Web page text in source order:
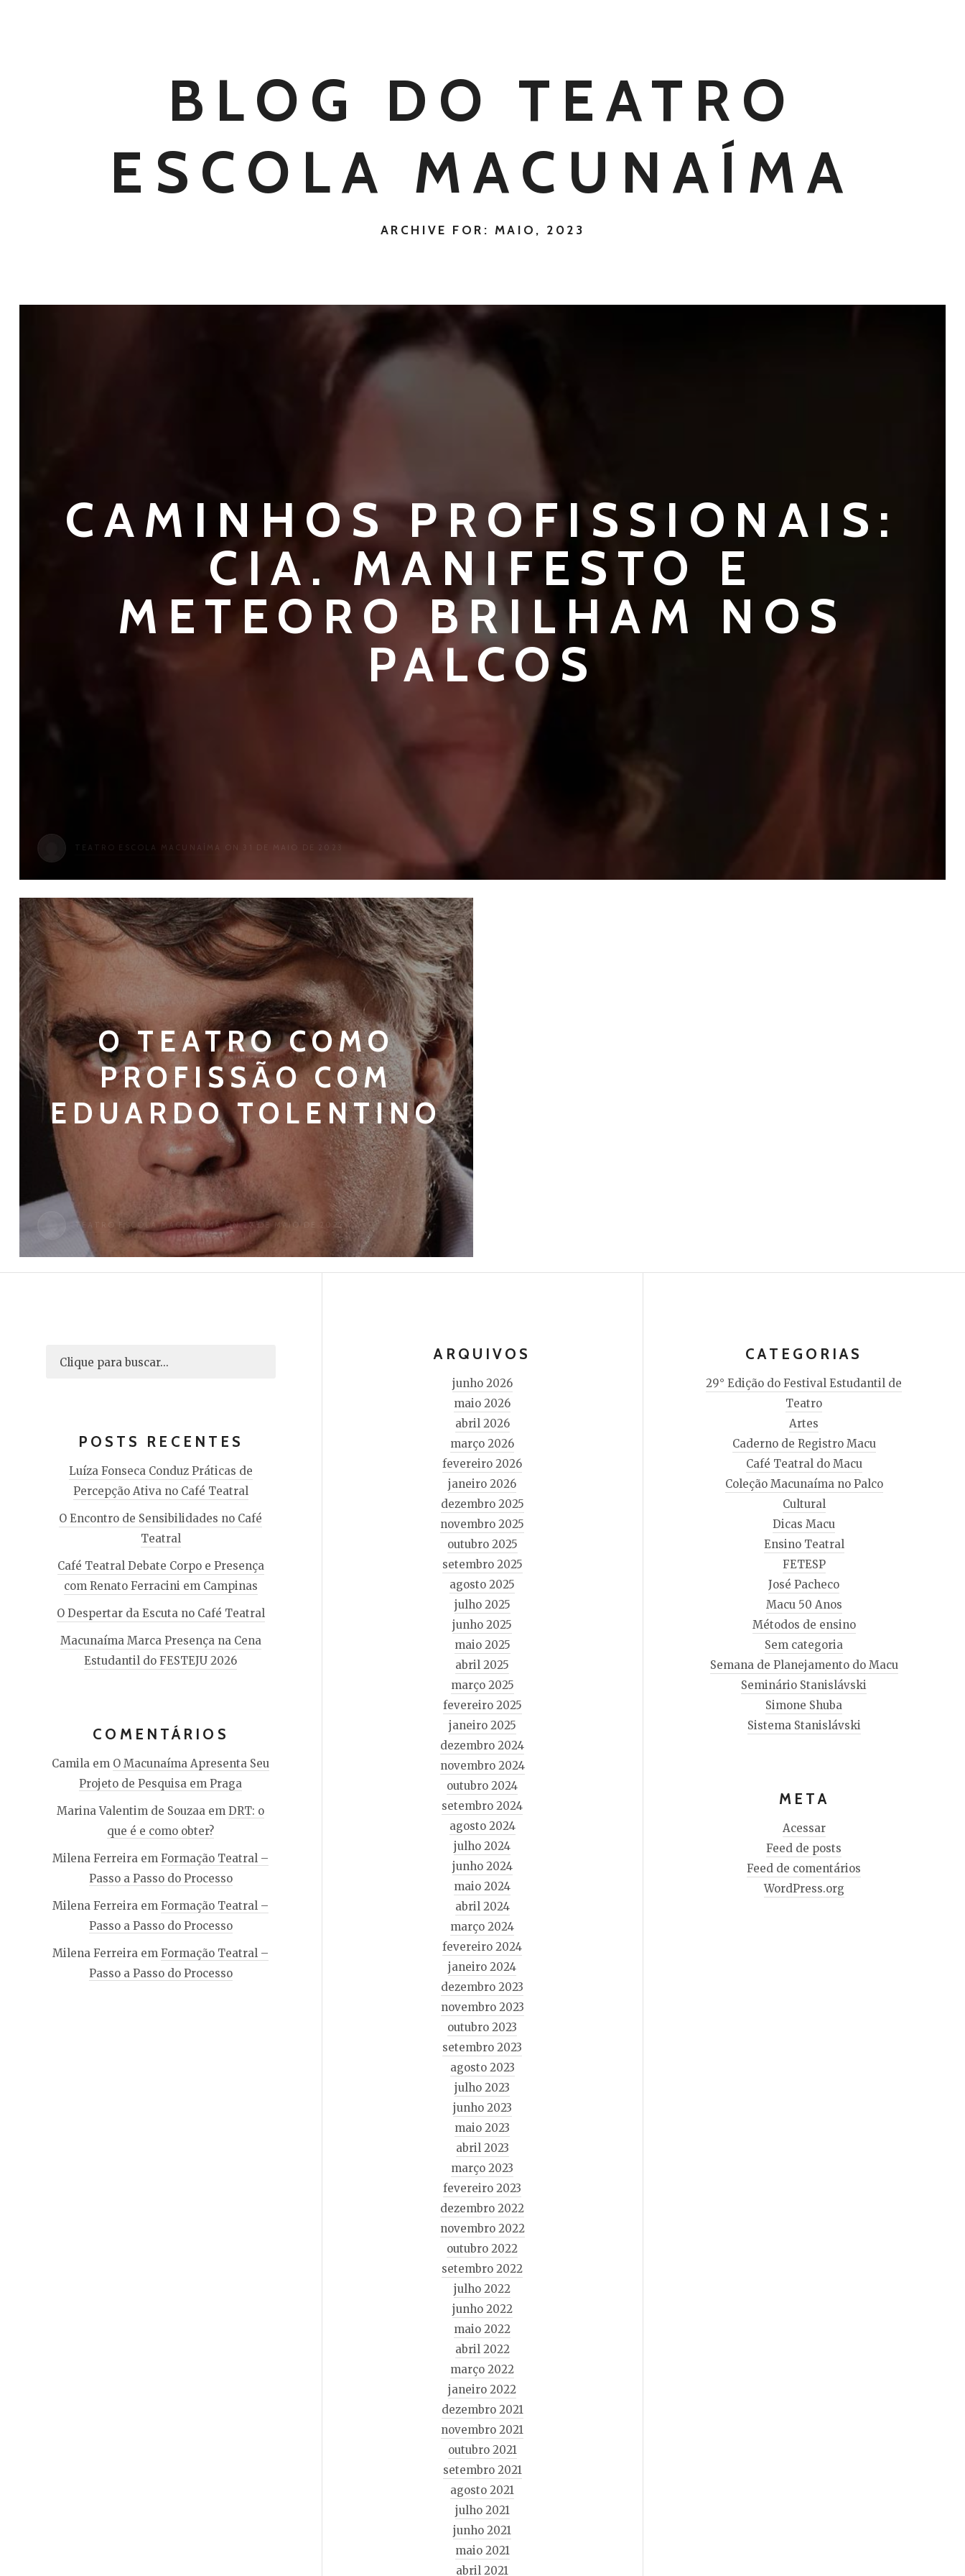
BLOG DO TEATRO
ESCOLA MACUNAÍMA
ARCHIVE FOR: MAIO, 2023
CAMINHOS PROFISSIONAIS:
CIA. MANIFESTO E
METEORO BRILHAM NOS
PALCOS
TEATRO ESCOLA MACUNAÍMA ON 31 DE MAIO DE 2023
O TEATRO COMO
PROFISSÃO COM
EDUARDO TOLENTINO
TEATRO ESCOLA MACUNAÍMAON 22 DE MAIO DE 2023
POSTS RECENTES
Luíza Fonseca Conduz Práticas de
Percepção Ativa no Café Teatral
O Encontro de Sensibilidades no Café
Teatral
Café Teatral Debate Corpo e Presença
com Renato Ferracini em Campinas
O Despertar da Escuta no Café Teatral
Macunaíma Marca Presença na Cena
Estudantil do FESTEJU 2026
COMENTÁRIOS
Camila em O Macunaíma Apresenta Seu
Projeto de Pesquisa em Praga
Marina Valentim de Souzaa emDRT: o
que é e como obter?
Milena Ferreira emFormação Teatral –
Passo a Passo do Processo
Milena Ferreira emFormação Teatral –
Passo a Passo do Processo
Milena Ferreira emFormação Teatral –
Passo a Passo do Processo
ARQUIVOS
junho 2026
maio 2026
abril 2026
março 2026
fevereiro 2026
janeiro 2026
dezembro 2025
novembro 2025
outubro 2025
setembro 2025
agosto 2025
julho 2025
junho 2025
maio 2025
abril 2025
março 2025
fevereiro 2025
janeiro 2025
dezembro 2024
novembro 2024
outubro 2024
setembro 2024
agosto 2024
julho 2024
junho 2024
maio 2024
abril 2024
março 2024
fevereiro 2024
janeiro 2024
dezembro 2023
novembro 2023
outubro 2023
setembro 2023
agosto 2023
julho 2023
junho 2023
maio 2023
abril 2023
março 2023
fevereiro 2023
dezembro 2022
novembro 2022
outubro 2022
setembro 2022
julho 2022
junho 2022
maio 2022
abril 2022
março 2022
janeiro 2022
dezembro 2021
novembro 2021
outubro 2021
setembro 2021
agosto 2021
julho 2021
junho 2021
maio 2021
abril 2021
CATEGORIAS
29° Edição do Festival Estudantil de
Teatro
Artes
Caderno de Registro Macu
Café Teatral do Macu
Coleção Macunaíma no Palco
Cultural
Dicas Macu
Ensino Teatral
FETESP
José Pacheco
Macu 50 Anos
Métodos de ensino
Sem categoria
Semana de Planejamento do Macu
Seminário Stanislávski
Simone Shuba
Sistema Stanislávski
META
Acessar
Feed de posts
Feed de comentários
WordPress.org